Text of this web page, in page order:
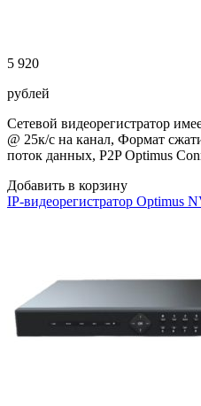
5 920
рублей
Сетевой видеорегистратор
@ 25к/с на канал, Формат
поток данных, P2P Optimus
Добавить в корзину
IP-видеорегистратор Optimus